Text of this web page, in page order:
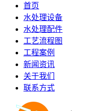
首页
水处理设备
水处理配件
工艺流程图
工程案例
新闻资讯
关于我们
联系方式